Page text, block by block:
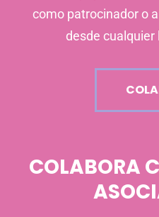
como patrocinador o
desde cualquier
COLABORA